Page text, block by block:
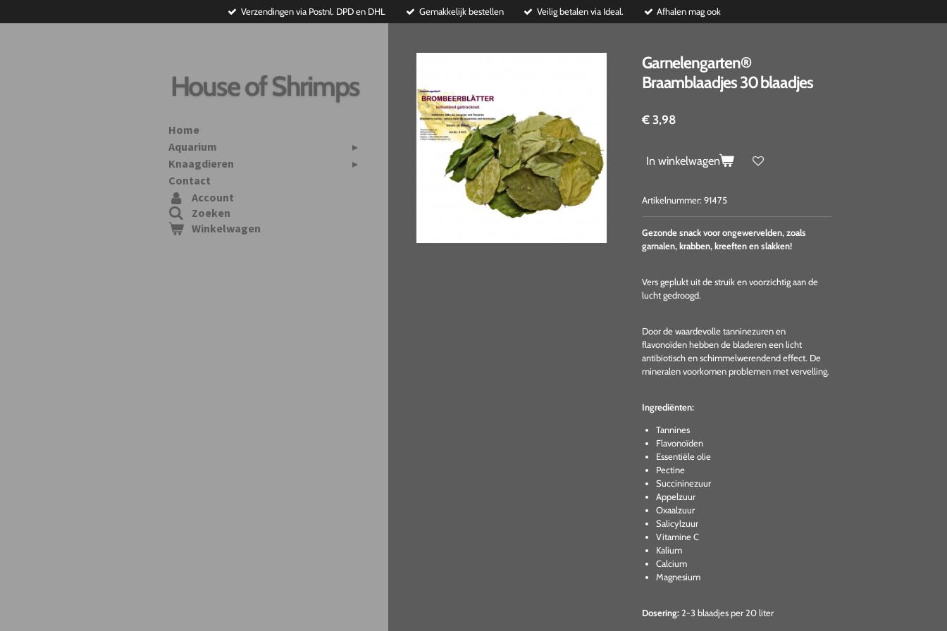
direct
Verzendingen via Postnl. DPD en DHL Gemakkelijk bestellen Veilig betalen via Ideal. Afhalen mag ook
Garnelengarten®
Braamblaadjes 30 blaadjes
€ 3,98
In winkelwagen
Artikelnummer: 91475
Gezonde snack voor ongewervelden, zoals
garnalen, krabben, kreeften en slakken!
Vers geplukt uit de struik en voorzichtig aan de
lucht gedroogd.
Door de waardevolle tanninezuren en
flavonoïden hebben de bladeren een licht
antibiotisch en schimmelwerendend effect. De
mineralen voorkomen problemen met vervelling.
Ingrediënten:
Tannines
Flavonoïden
Essentiële olie
Pectine
Succininezuur
Appelzuur
Oxaalzuur
Salicylzuur
Vitamine C
Kalium
Calcium
Magnesium
Dosering: 2-3 blaadjes per 20 liter
House of Shrimps
Home
Aquarium
Knaagdieren
Contact
Account
Zoeken
Winkelwagen